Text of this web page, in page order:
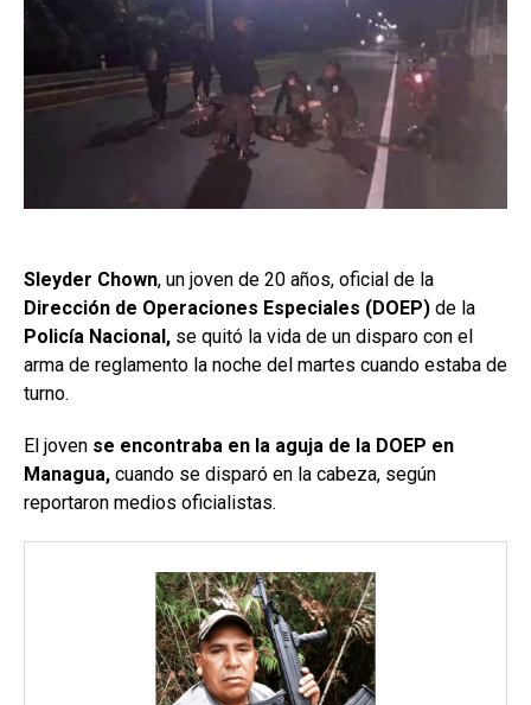
Sleyder Chown, un joven de 20 años, oficial de la
Dirección de Operaciones Especiales (DOEP) de la
Policía Nacional, se quitó la vida de un disparo con el
arma de reglamento la noche del martes cuando estaba de
turno.
El joven se encontraba en la aguja de la DOEP en
Managua, cuando se disparó en la cabeza, según
reportaron medios oficialistas.